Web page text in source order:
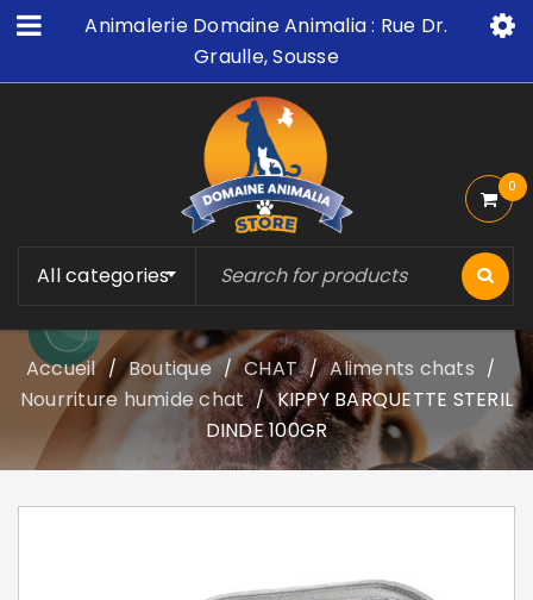
Animalerie Domaine Animalia : Rue Dr.
Graulle, Sousse
All categories
0
Accueil / Boutique / CHAT / Aliments chats /
Nourriture humide chat / KIPPY BARQUETTE STERIL
DINDE 100GR